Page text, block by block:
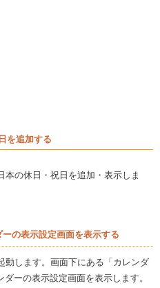
を追加する
の休日・祝日を追加・表示しま
の表示設定画面を表示する
動します。画面下にある「カレンダ
ーの表示設定画面を表示します。